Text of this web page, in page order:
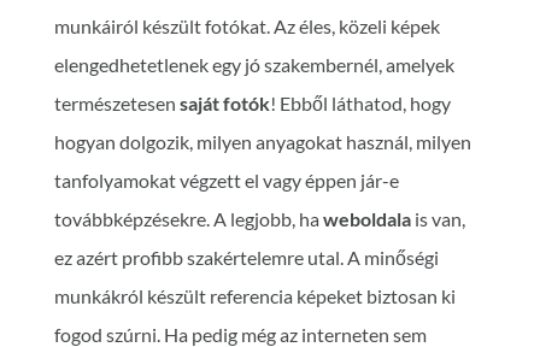
munkáiról készült fotókat. Az éles, közeli képek
elengedhetetlenek egy jó szakembernél, amelyek
természetesen saját fotók! Ebből láthatod, hogy
hogyan dolgozik, milyen anyagokat használ, milyen
tanfolyamokat végzett el vagy éppen jár-e
továbbképzésekre. A legjobb, haweboldalais van,
ez azért profibb szakértelemre utal. A minőségi
munkákról készült referencia képeket biztosan ki
fogod szúrni. Ha pedig még az interneten sem